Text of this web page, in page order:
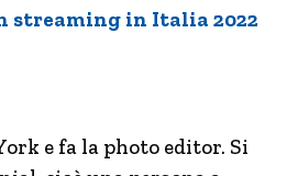
streaming in Italia 2022
e fa la photo editor. Si